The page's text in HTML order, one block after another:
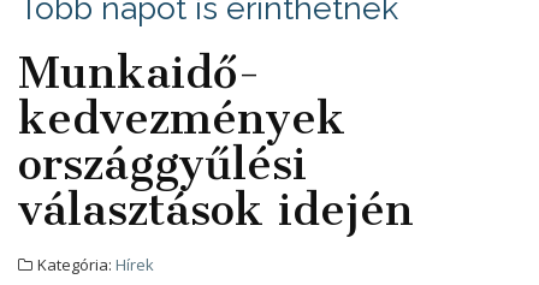
Több napot is érinthetnek
Munkaidő-
kedvezmények
országgyűlési
választások idején
Kategória: Hírek